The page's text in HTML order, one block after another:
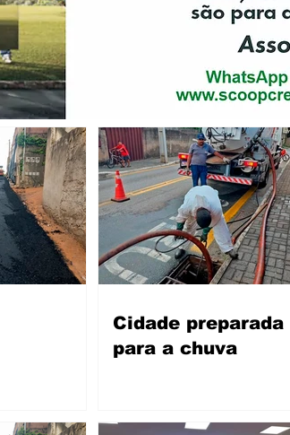
Cidade preparada
para a chuva